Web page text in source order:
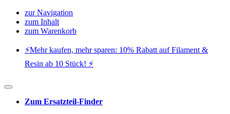
zur Navigation
zum Inhalt
zum Warenkorb
⚡️Mehr kaufen, mehr sparen: 10% Rabatt auf Filament &
Resin ab 10 Stück! ⚡️
Zum Ersatzteil-Finder